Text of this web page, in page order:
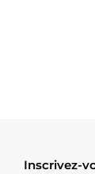
Inscrivez-